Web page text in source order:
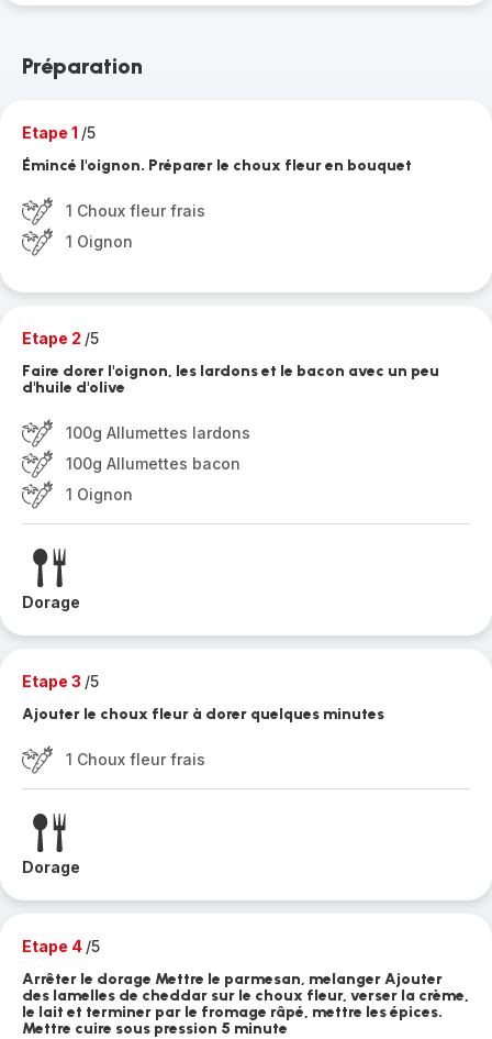
Préparation
Etape 1 /5
Émincé l'oignon. Préparer le choux fleur en bouquet
1 Choux fleur frais
1 Oignon
Etape 2 /5
Faire dorer l'oignon, les lardons et le bacon avec un peu
d'huile d'olive
100g Allumettes lardons
100g Allumettes bacon
1 Oignon
Dorage
Etape 3 /5
Ajouter le choux fleur à dorer quelques minutes
1 Choux fleur frais
Dorage
Etape 4 /5
Arrêter le dorage Mettre le parmesan, melanger Ajouter
des lamelles de cheddar sur le choux fleur, verser la crème,
le lait et terminer par le fromage râpé, mettre les épices.
Mettre cuire sous pression 5 minute